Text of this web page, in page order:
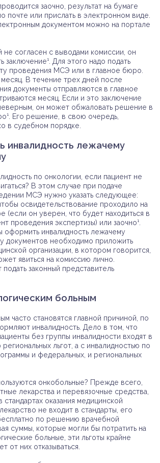
заочно, результат на бумаге
почте или прислать в электронном виде.
документом можно на портале
не согласен с выводами комиссии, он
заключение¹. Для этого надо подать
проведения МСЭ или в главное бюро.
В течение трех дней после
документы отправляются в главное
месяц. Если и это заключение
он может обжаловать решение в
Его решение, в свою очередь,
в судебном порядке.
инвалидность лежачему
по онкологии, если пациент не
В этом случае при подаче
МСЭ нужно указать следующее:
освидетельствование проходило на
(если он уверен, что будет находиться в
проведения экспертизы) или заочно¹.
оформить инвалидность лежачему
документов необходимо приложить
организации, в котором говорится,
явиться на комиссию лично.
законный представитель
больным
часто становятся главной причиной, по
инвалидность. Дело в том, что
без группы инвалидности входят в
льгот, а с инвалидностью по
и федеральных, и региональных
онкобольные? Прежде всего,
лекарства и перевязочные средства,
стандартах оказания медицинской
не входит в стандарты, его
по решению врачебной
суммы, которые могли бы потратить на
больные, эти льготы крайне
от них отказываться.